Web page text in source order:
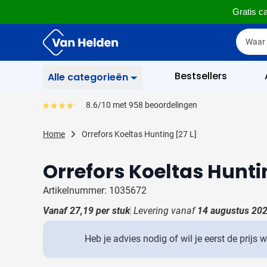
Gratis
Ga naar de inhoud Zoek
Zoek
Alle categorieën
Schrijfwaren
Toon submenu voor
Toon submenu voor
Weggevertjes
Toon submenu voor
Tassen
Toon submenu voor
Gereedschap & Veiligheid
Toon submenu voor
Bestsellers
Gemiddeld reviewpercentage is 86
8.6/10 met 958 beoordelingen
Home Orrefors Koeltas Hunting [27 L]
Orrefors Koeltas
Artikelnummer: 1035672
Vanaf27,19 per stuk Levering vanaf 14 augustus
Heb je advies nodig of wil je eerst de prijs